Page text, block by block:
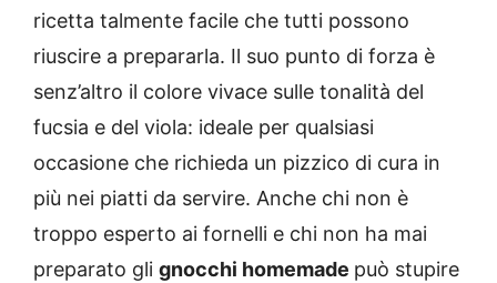
ricetta talmente facile che tutti possono
riuscire a prepararla. Il suo punto di forza è
senz’altro il colore vivace sulle tonalità del
fucsia e del viola: ideale per qualsiasi
occasione che richieda un pizzico di cura in
più nei piatti da servire. Anche chi non è
troppo esperto ai fornelli e chi non ha mai
preparato gli gnocchi homemade può stupire